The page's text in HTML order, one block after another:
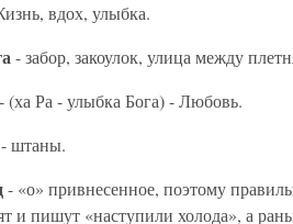
вдох, улыбка.
- забор, закоулок, улица между
- (ха Ра - улыбка Бога) - Любовь.
- штаны.
- «о» привнесенное, поэтому
и пишут «наступили холода», а